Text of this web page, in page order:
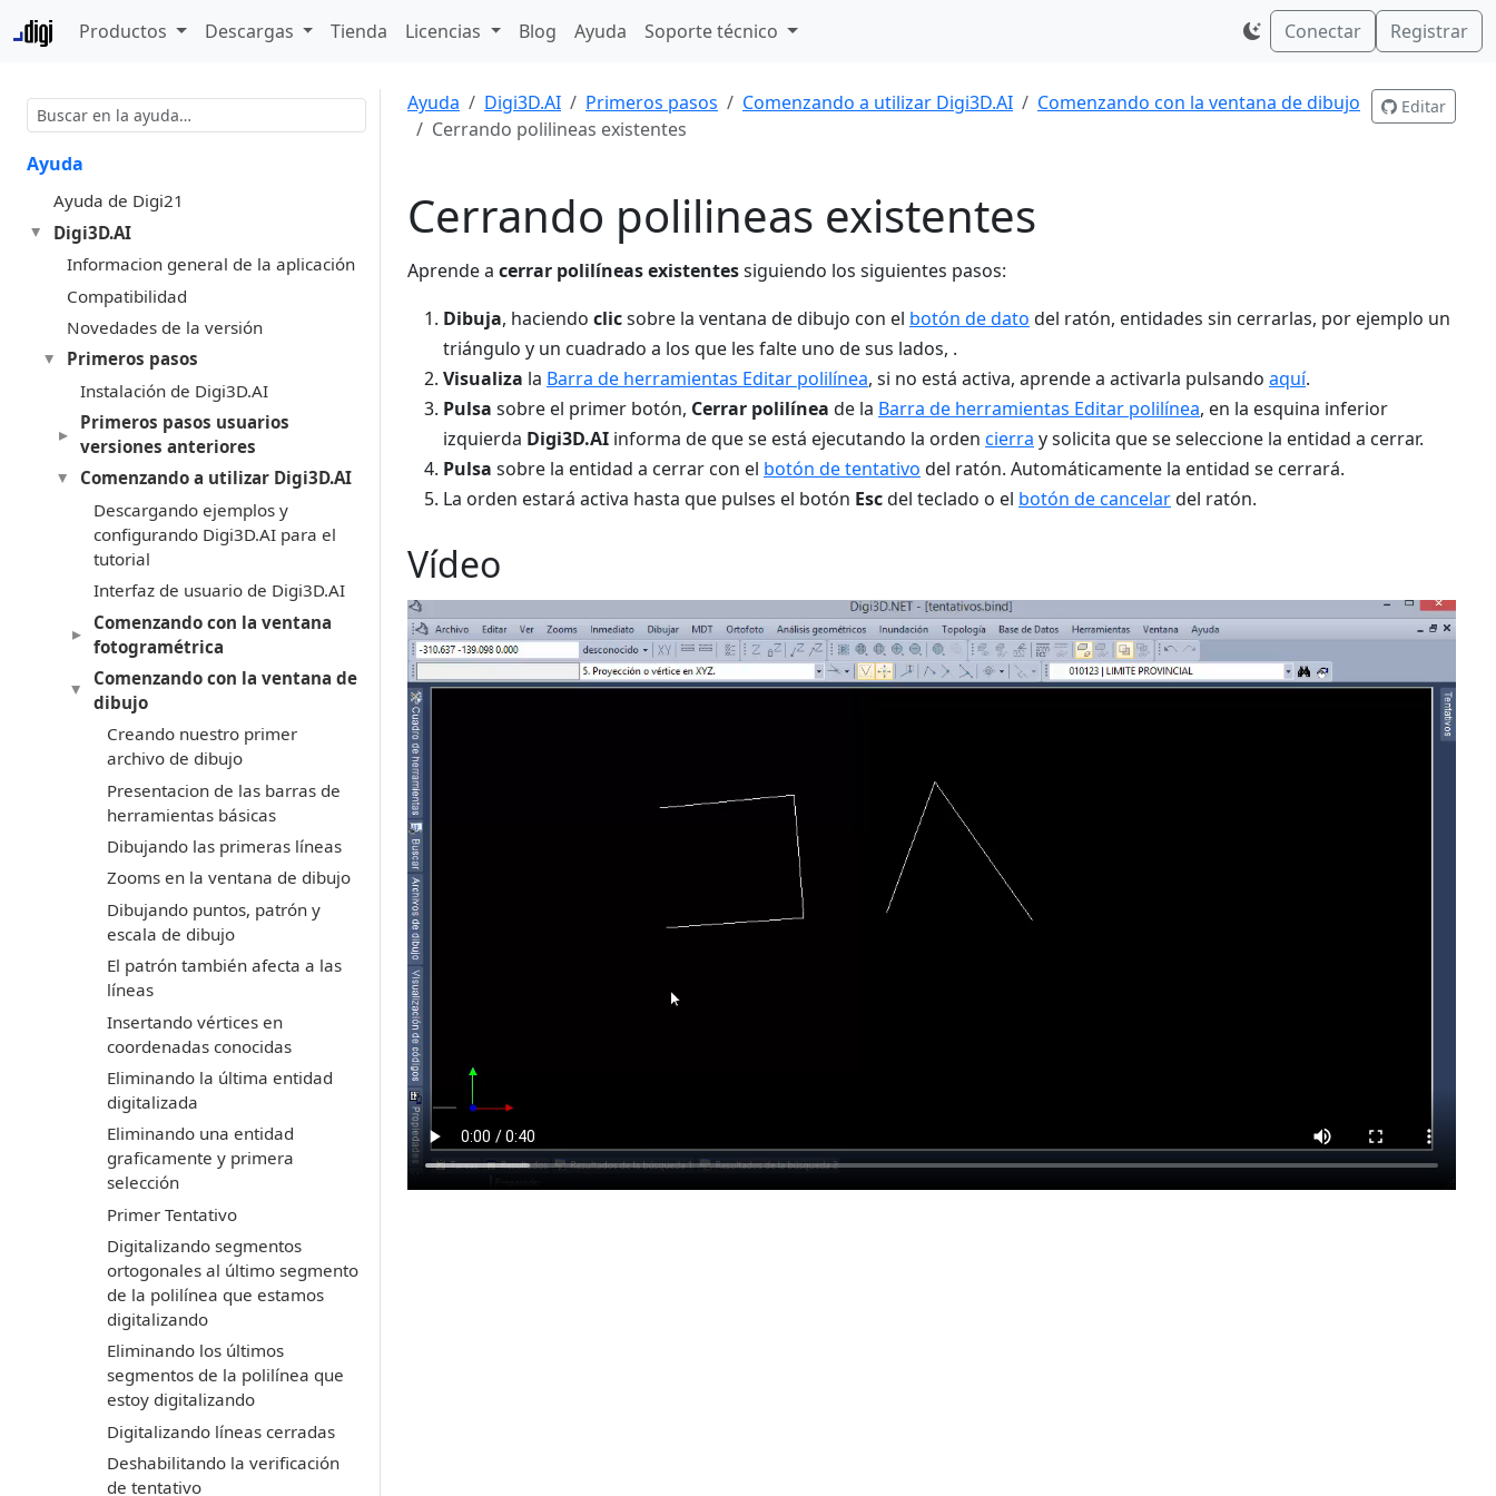
Productos Descargas Tienda Licencias Blog Ayuda Soporte técnico Conectar Registrar
Ayuda
Ayuda de Digi21
Digi3D.AI
Informacion general de la aplicación
Compatibilidad
Novedades de la versión
Primeros pasos
Instalación de Digi3D.AI
Primeros pasos usuarios
versiones anteriores
Comenzando a utilizar Digi3D.AI
Descargando ejemplos y
configurando Digi3D.AI para el
tutorial
Interfaz de usuario de Digi3D.AI
Comenzando con la ventana
fotogramétrica
Comenzando con la ventana de
dibujo
Creando nuestro primer
archivo de dibujo
Presentacion de las barras de
herramientas básicas
Dibujando las primeras líneas
Zooms en la ventana de dibujo
Dibujando puntos, patrón y
escala de dibujo
El patrón también afecta a las
líneas
Insertando vértices en
coordenadas conocidas
Eliminando la última entidad
digitalizada
Eliminando una entidad
graficamente y primera
selección
Primer Tentativo
Digitalizando segmentos
ortogonales al último segmento
de la polilínea que estamos
digitalizando
Eliminando los últimos
segmentos de la polilínea que
estoy digitalizando
Digitalizando líneas cerradas
Deshabilitando la verificación
de tentativo
Ayuda Digi3D.AI Primeros pasos Comenzando a utilizar Digi3D.AI
Comenzando con la ventana de dibujo
Cerrando polilineas existentes
Editar
Cerrando polilineas existentes
Aprende a cerrar polilíneas existentessiguiendo los siguientes pasos:
Dibuja, haciendo clicsobre la ventana de dibujo con el botón de dato del ratón, entidades sin cerrarlas, por ejemplo un
triángulo y un cuadrado a los que les falte uno de sus lados, .
Visualiza la Barra de herramientas Editar polilínea, si no está activa, aprende a activarla pulsando aquí.
Pulsa sobre el primer botón, Cerrar polilínea de la Barra de herramientas Editar polilínea, en la esquina inferior
izquierda Digi3D.AI informa de que se está ejecutando la orden cierra y solicita que se seleccione la entidad a cerrar.
Pulsa sobre la entidad a cerrar con el botón de tentativo del ratón. Automáticamente la entidad se cerrará.
La orden estará activa hasta que pulses el botón Escdel teclado o el botón de cancelardel ratón.
Vídeo